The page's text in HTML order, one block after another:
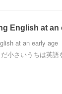
English at
at an early
小さいうちは英